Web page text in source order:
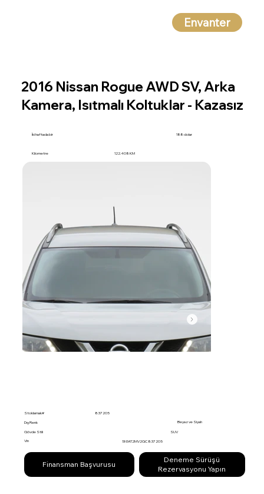
Envanter
İki haftada bir 188 dolar
Kilometre 122.408 KM
Stoklamak#
837205
Dış Renk
Beyaz ve Siyah
Gövde Stili
SUV
Vin
5N1AT2MV2GC837205
Finansman Başvurusu
Deneme Sürüşü
Rezervasyonu Yapın
2016 Nissan Rogue AWD SV, Arka
Kamera, Isıtmalı Koltuklar - Kazasız